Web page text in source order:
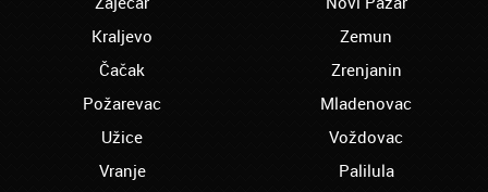
jezika. Jako sam zadovljna svime sto sam
naučila kod vas.
Stari grad - Djuro:
preporuci prijatelja. Rekao je da ste najbolji
u šta sam se i sam uverio. Pozdrav
Kraljevo
Čačak
Požarevac
Užice
Vranje
Zemun
Zrenjanin
Mladenovac
Voždovac
Palilula